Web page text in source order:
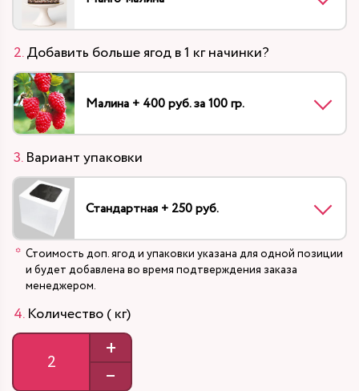
Добавить больше ягод в 1 кг начинки?
Малина + 400 руб. за 100 гр.
Вариант упаковки
Стандартная + 250 руб.
Стоимость доп. ягод и упаковки указана для одной позиции
и будет добавлена во время подтверждения заказа
менеджером.
Количество ( кг)
+
–